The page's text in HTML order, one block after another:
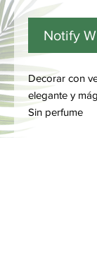
Notify
Decorar con
elegante y
Sin perfume